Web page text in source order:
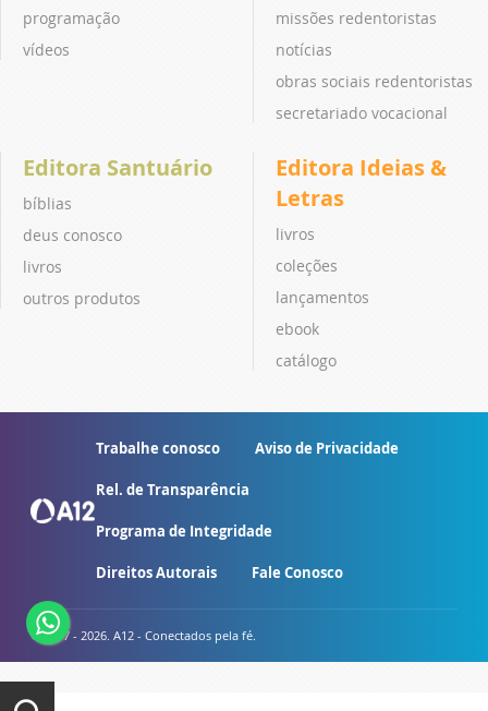
programação
vídeos
missões redentoristas
notícias
obras sociais redentoristas
secretariado vocacional
Editora Santuário
bíblias
deus conosco
livros
outros produtos
Editora Ideias &
Letras
livros
coleções
lançamentos
ebook
catálogo
Trabalhe conosco Aviso de Privacidade
Rel. de Transparência
Programa de Integridade
Direitos Autorais Fale Conosco
© 2007 - 2026. A12 - Conectados pela fé.